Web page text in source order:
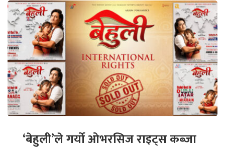
‘बेहुली’ले गर्यो ओभरसिज राइट्स कब्जा